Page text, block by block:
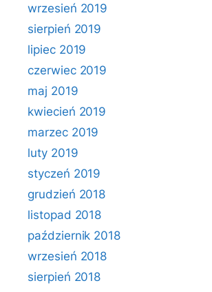
wrzesień 2019
sierpień 2019
lipiec 2019
czerwiec 2019
maj 2019
kwiecień 2019
marzec 2019
luty 2019
styczeń 2019
grudzień 2018
listopad 2018
październik 2018
wrzesień 2018
sierpień 2018